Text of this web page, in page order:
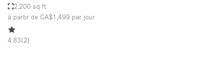
2,200 sq ft
à partir de CA$1,499 par jour
4.83(2)